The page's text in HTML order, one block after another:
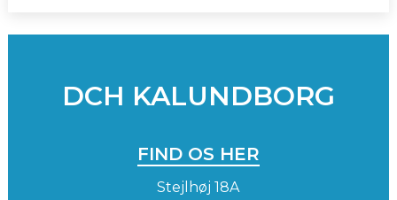
INSTAGRAM
DCH KALUNDBORG
FIND OS HER
Stejlhøj 18A